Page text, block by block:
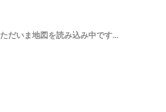
ただいま地図を読み込み中です...